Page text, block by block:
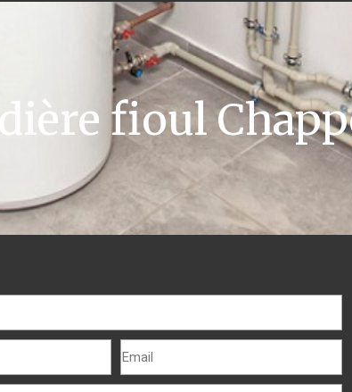
fioul